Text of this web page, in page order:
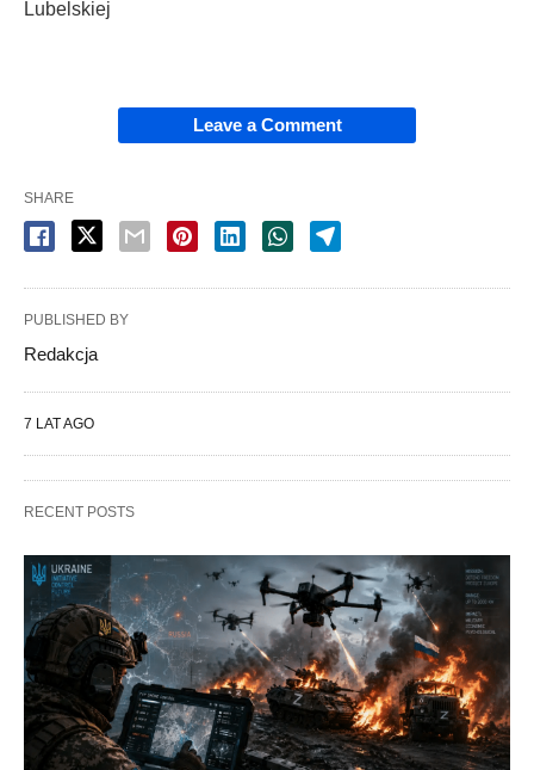
Lubelskiej
Leave a Comment
SHARE
PUBLISHED BY
Redakcja
7 LAT AGO
RECENT POSTS